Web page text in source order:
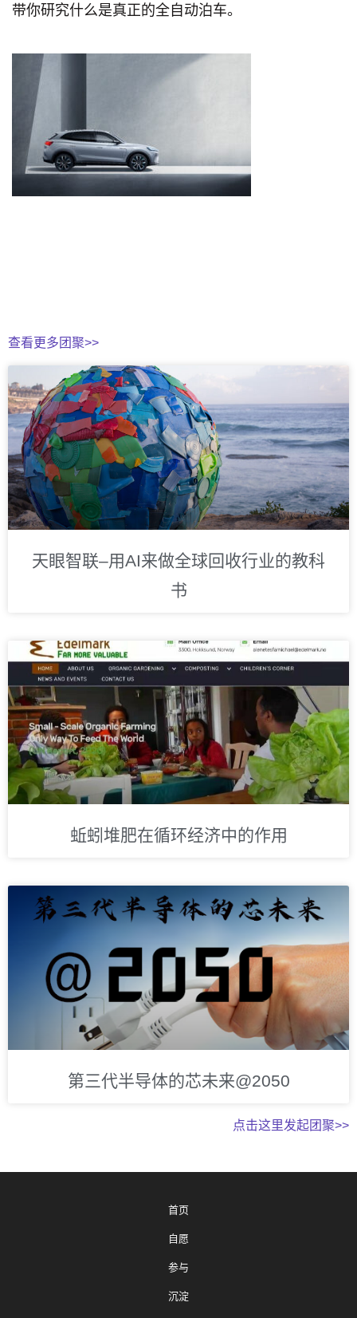
带你研究什么是真正的全自动泊车。
查看更多团聚>>
天眼智联–用AI来做全球回收行业的教科
书
蚯蚓堆肥在循环经济中的作用
第三代半导体的芯未来@2050
点击这里发起团聚>>
首页
自愿
参与
沉淀